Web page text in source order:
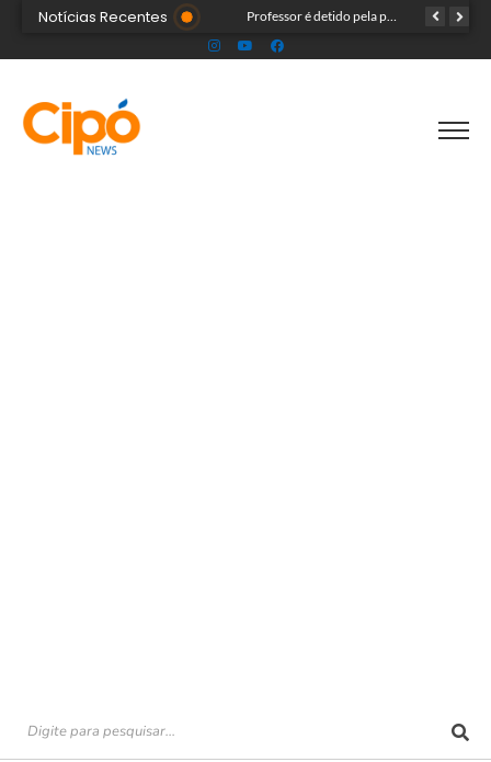
Notícias Recentes No Acre, PF mira grupo suspeito de fraudar carteiras de pescador para obter Seguro-Defeso